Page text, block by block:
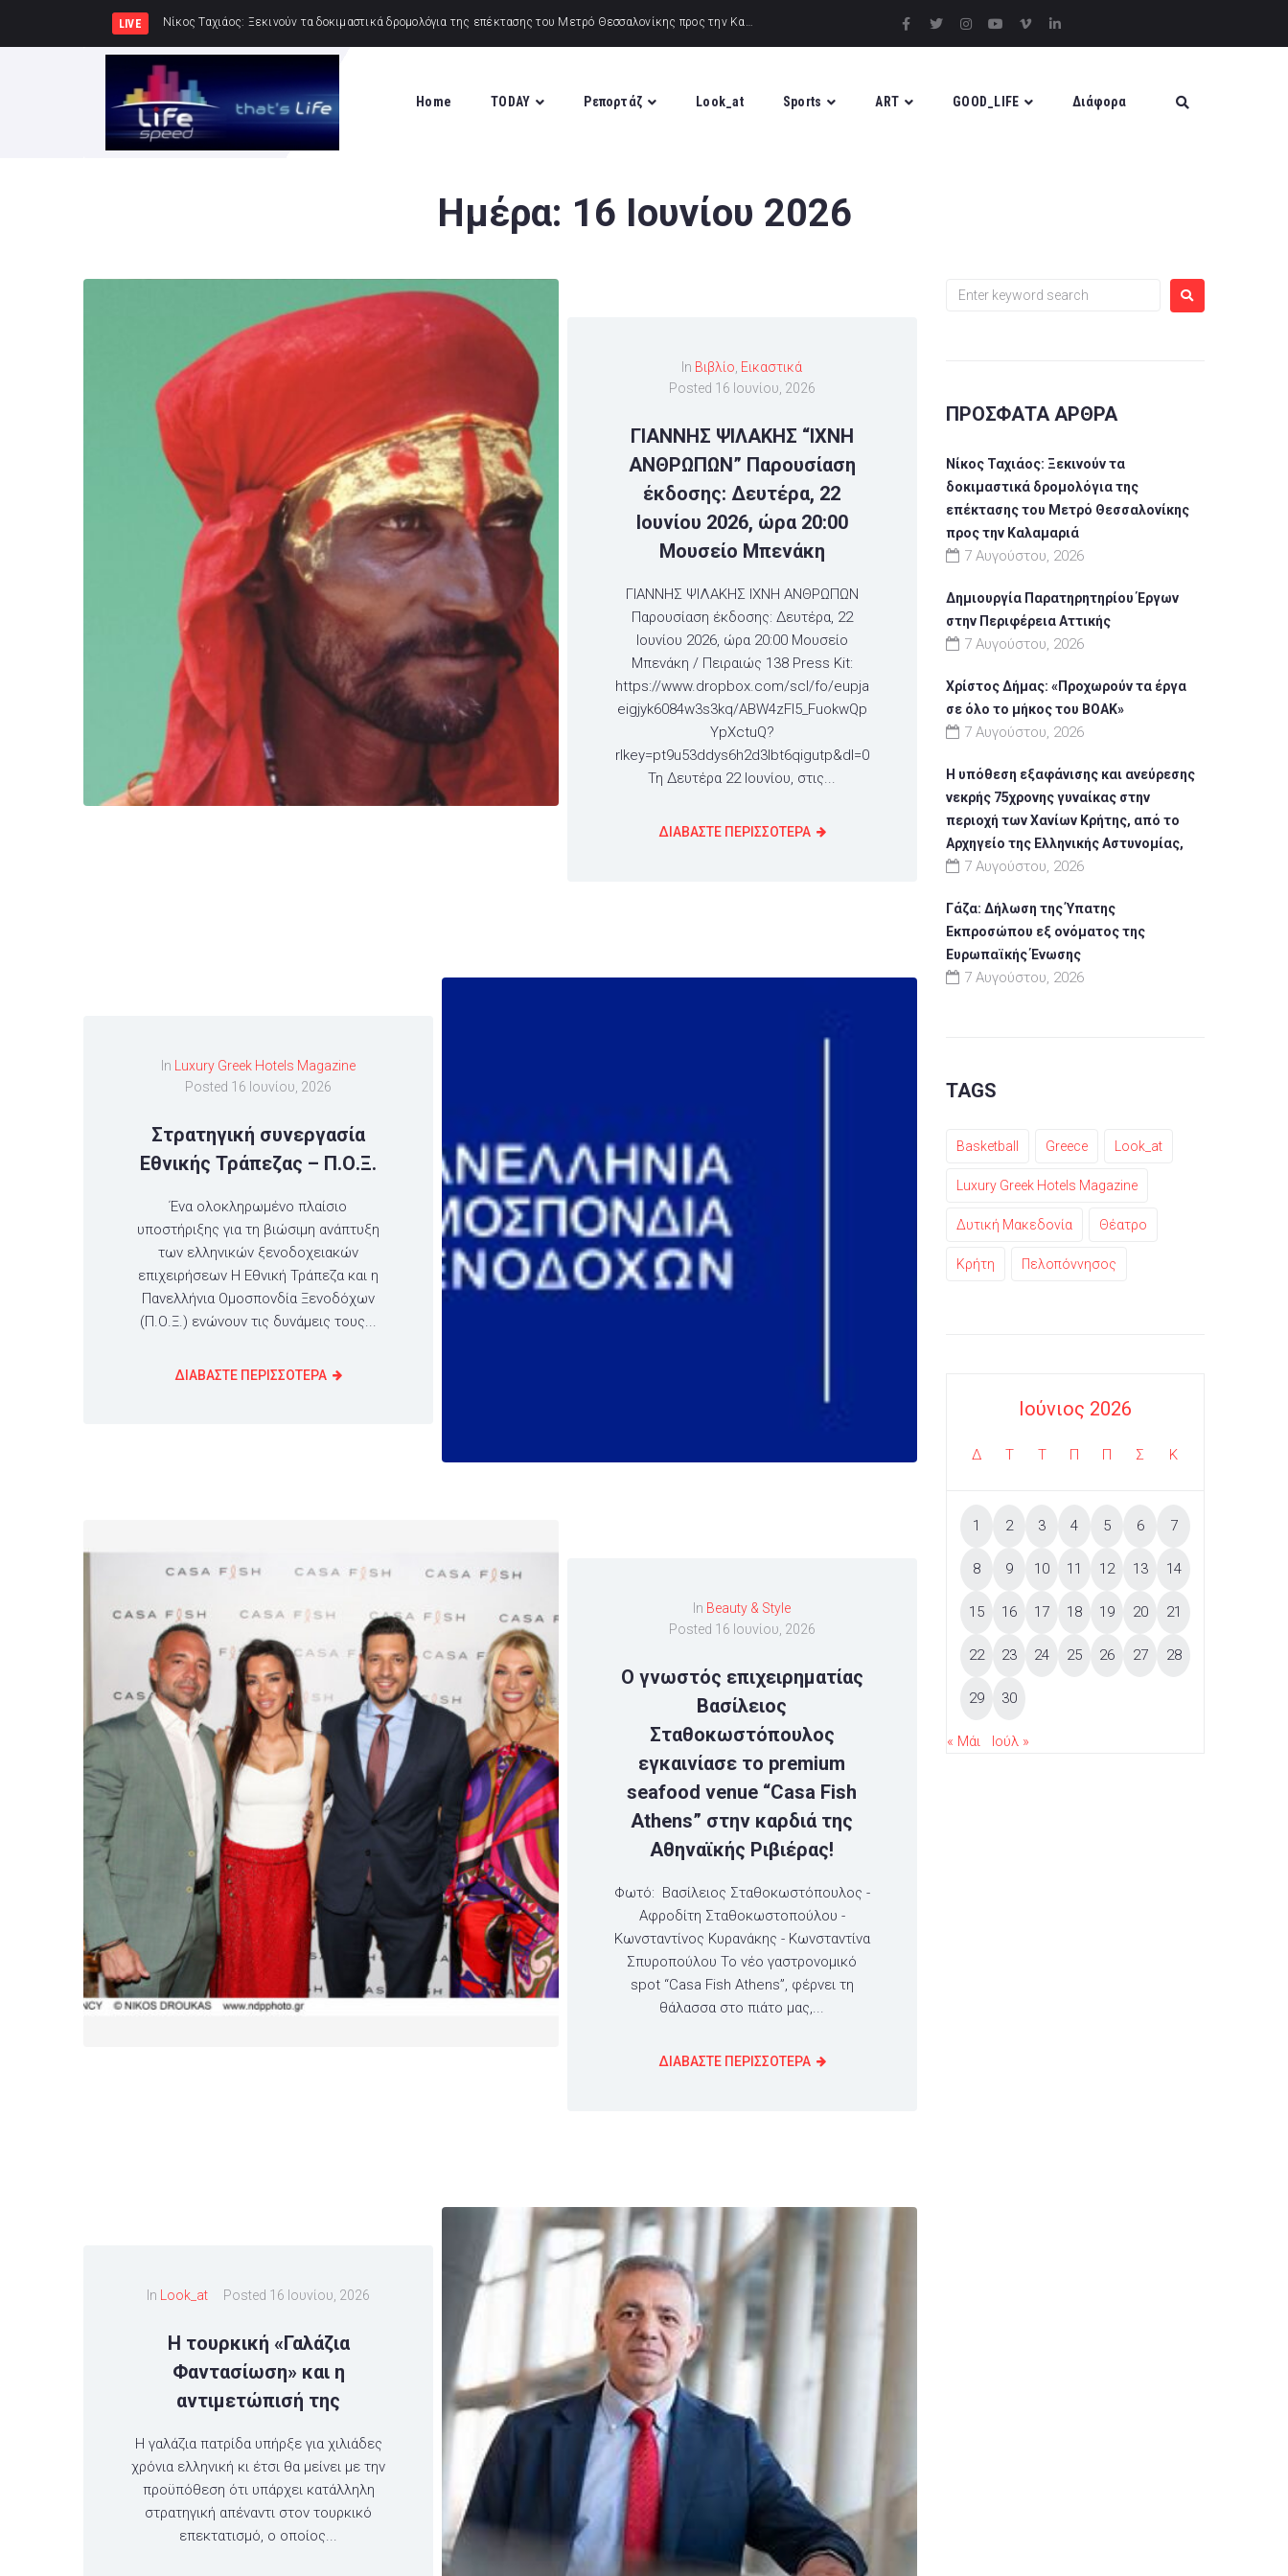
LIVE Δημιουργία Παρατηρητηρίου
Home TODAY Ρεπορτάζ Look_at Sports ART GOOD_LIFE Διάφορα
Ημέρα: 16 Ιουνίου 2026
In Βιβλίο Εικαστικά
Posted 16 Ιουνίου, 2026
ΓΙΑΝΝΗΣ ΨΙΛΑΚΗΣ “ΙΧΝΗ
ΑΝΘΡΩΠΩΝ” Παρουσίαση
έκδοσης: Δευτέρα, 22
Ιουνίου 2026, ώρα 20:00
Μουσείο Μπενάκη
ΓΙΑΝΝΗΣ ΨΙΛΑΚΗΣ ΙΧΝΗ ΑΝΘΡΩΠΩΝ
Παρουσίαση έκδοσης: Δευτέρα, 22
Ιουνίου 2026, ώρα 20:00 Μουσείο
Μπενάκη / Πειραιώς 138 Press Kit:
https://www.dropbox.com/scl/fo/eupja
eigjyk6084w3s3kq/ABW4zFI5_FuokwQp
YpXctuQ?
rlkey=pt9u53ddys6h2d3lbt6qigutp&dl=0
Τη Δευτέρα 22 Ιουνίου, στις...
ΔΙΑΒΑΣΤΕ ΠΕΡΙΣΣΟΤΕΡΑ
In Luxury Greek Hotels Magazine
Posted 16 Ιουνίου, 2026
Στρατηγική συνεργασία
Εθνικής Τράπεζας – Π.Ο.Ξ.
Ένα ολοκληρωμένο πλαίσιο
υποστήριξης για τη βιώσιμη ανάπτυξη
των ελληνικών ξενοδοχειακών
επιχειρήσεων Η Εθνική Τράπεζα και η
Πανελλήνια Ομοσπονδία Ξενοδόχων
(Π.Ο.Ξ.) ενώνουν τις δυνάμεις τους...
ΔΙΑΒΑΣΤΕ ΠΕΡΙΣΣΟΤΕΡΑ
In Beauty & Style
Posted 16 Ιουνίου, 2026
O γνωστός επιχειρηματίας
Βασίλειος
Σταθοκωστόπουλος
εγκαινίασε το premium
seafood venue “Casa Fish
Athens” στην καρδιά της
Αθηναϊκής Ριβιέρας!
Φωτό: Βασίλειος Σταθοκωστόπουλος -
Αφροδίτη Σταθοκωστοπούλου -
Κωνσταντίνος Κυρανάκης - Κωνσταντίνα
Σπυροπούλου Το νέο γαστρονομικό
spot “Casa Fish Athens”, φέρνει τη
θάλασσα στο πιάτο μας,...
ΔΙΑΒΑΣΤΕ ΠΕΡΙΣΣΟΤΕΡΑ
In Look_at Posted 16 Ιουνίου, 2026
Η τουρκική «Γαλάζια
Φαντασίωση» και η
αντιμετώπισή της
Η γαλάζια πατρίδα υπήρξε για χιλιάδες
χρόνια ελληνική κι έτσι θα μείνει με την
προϋπόθεση ότι υπάρχει κατάλληλη
στρατηγική απέναντι στον τουρκικό
επεκτατισμό, ο οποίος...
ΠΡΌΣΦΑΤΑ ΆΡΘΡΑ
Νίκος Ταχιάος: Ξεκινούν τα
δοκιμαστικά δρομολόγια της
επέκτασης του Μετρό Θεσσαλονίκης
προς την Καλαμαριά
7 Αυγούστου, 2026
Δημιουργία Παρατηρητηρίου Έργων
στην Περιφέρεια Αττικής
7 Αυγούστου, 2026
Χρίστος Δήμας: «Προχωρούν τα έργα
σε όλο το μήκος του ΒΟΑΚ»
7 Αυγούστου, 2026
Η υπόθεση εξαφάνισης και ανεύρεσης
νεκρής 75χρονης γυναίκας στην
περιοχή των Χανίων Κρήτης, από το
Αρχηγείο της Ελληνικής Αστυνομίας,
7 Αυγούστου, 2026
Γάζα: Δήλωση της Ύπατης
Εκπροσώπου εξ ονόματος της
Ευρωπαϊκής Ένωσης
7 Αυγούστου, 2026
TAGS
Basketball Greece Look_at
Luxury Greek Hotels Magazine
Δυτική Μακεδονία Θέατρο
Κρήτη Πελοπόννησος
Ιούνιος 2026
Δ Τ Τ Π Π Σ Κ
1 2 3 4 5 6 7
8 9 10 11 12 13 14
15 16 17 18 19 20 21
22 23 24 25 26 27 28
29 30
« Μάι Ιούλ »